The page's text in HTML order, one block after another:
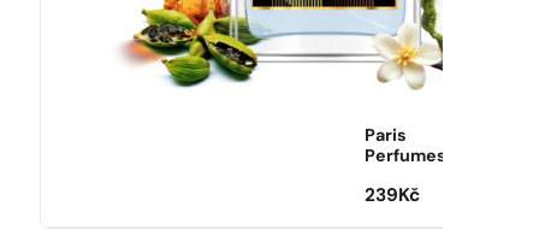
Paris
Perfumes
239 Kč